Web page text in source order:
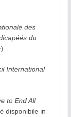
des
du
)
International
to End All
è disponibile in